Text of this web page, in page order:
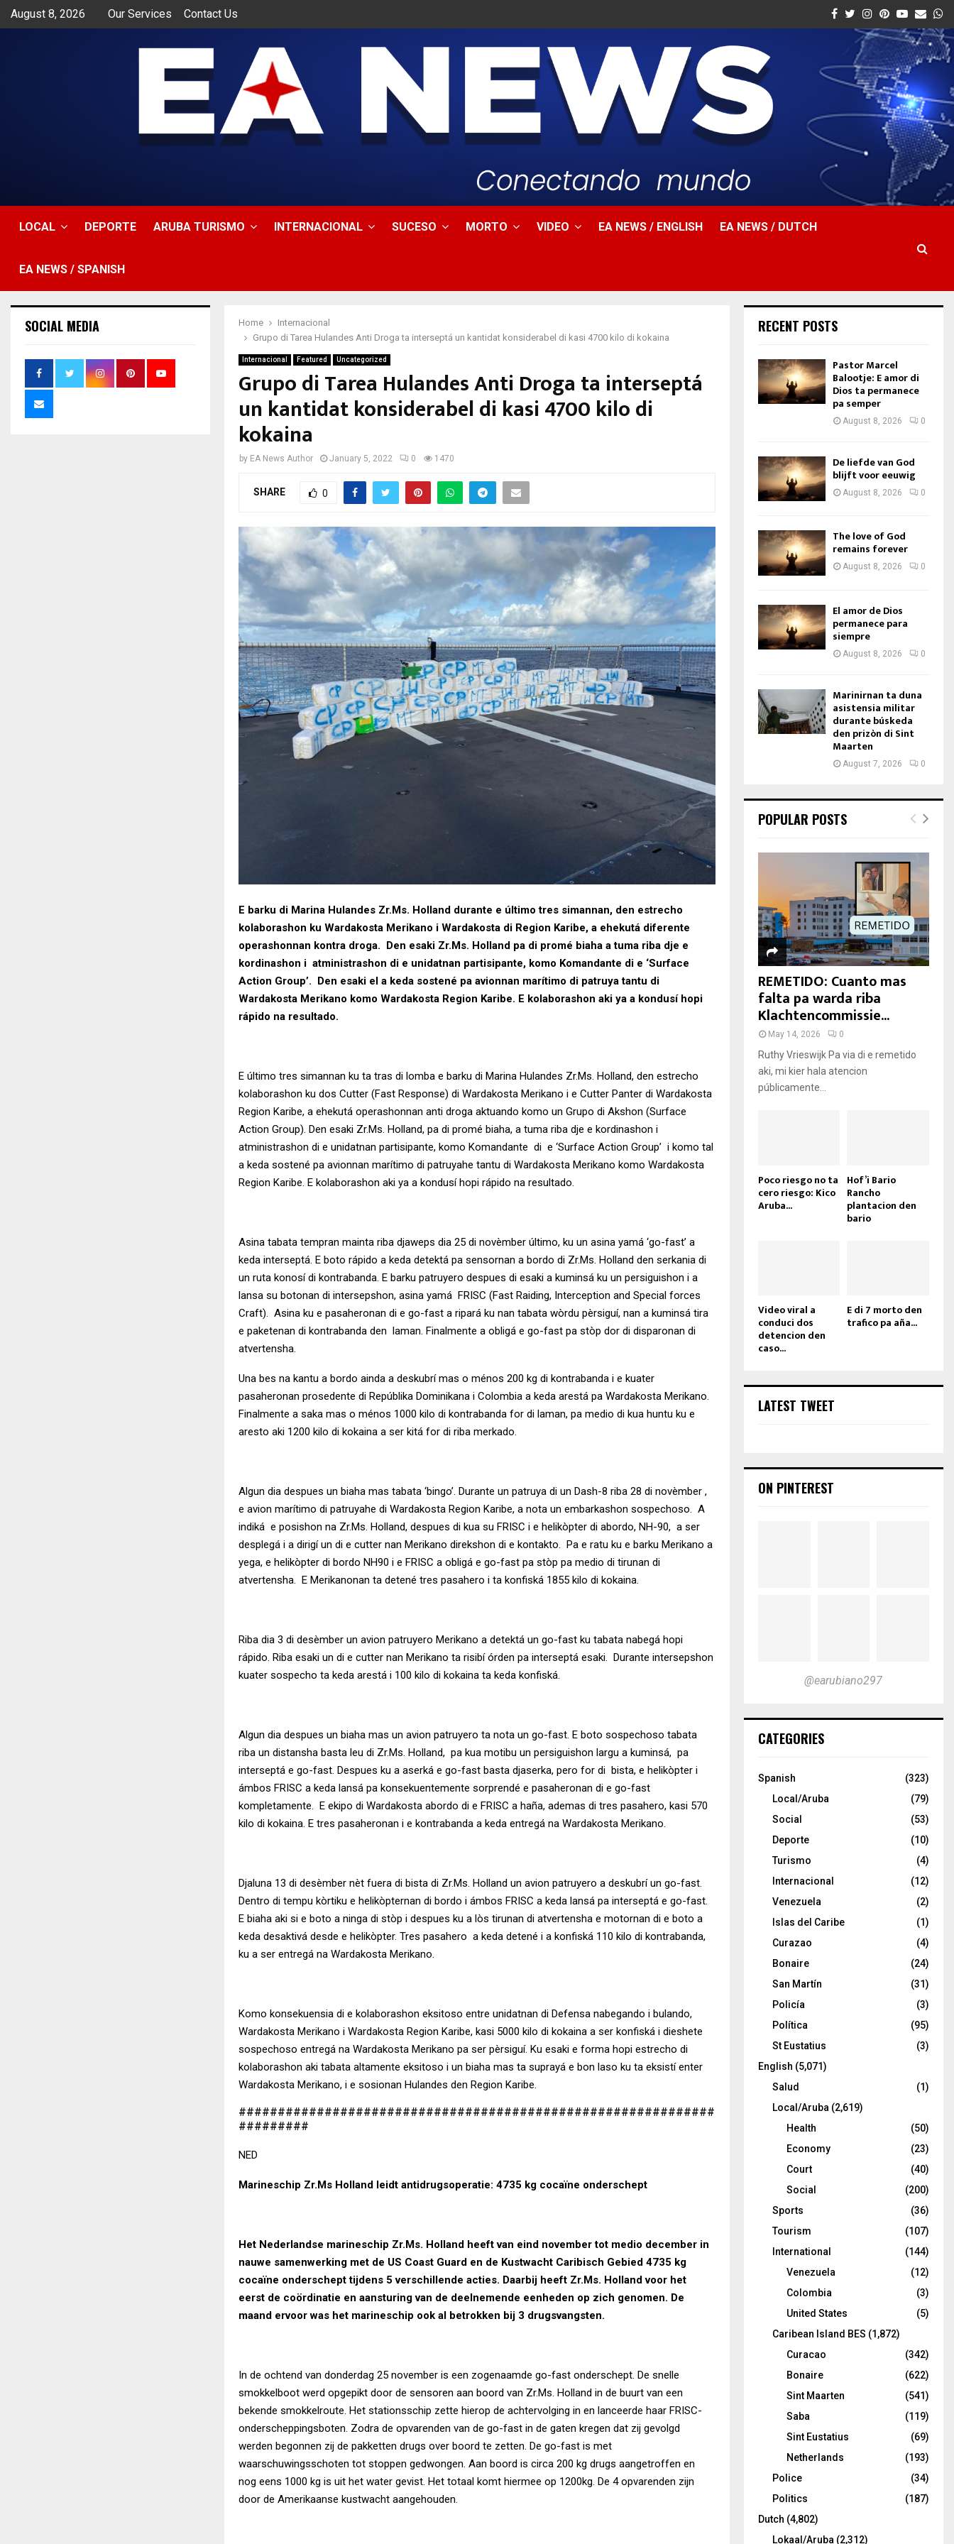
August 8, 2026 Our Services Contact Us Facebook
Twitter
Instagram
Pinterest
Youtube
Email
LOCAL DEPORTE ARUBA TURISMO INTERNACIONAL SUCESO MORTO VIDEO EA NEWS / ENGLISH EA NEWS / DUTCH
EA NEWS / SPANISH
Home
Internacional
Grupo di Tarea Hulandes Anti Droga ta interseptá un kantidat konsiderabel di kasi 4700 kilo di kokaina
Internacional Featured Uncategorized
Grupo di Tarea Hulandes Anti Droga ta interseptá
un kantidat konsiderabel di kasi 4700 kilo di
kokaina
by EA News Author January 5, 2022 0 1470
SHARE 0
E barku di Marina Hulandes Zr.Ms. Holland durante e último tres simannan, den estrecho
kolaborashon ku Wardakosta Merikano i Wardakosta di Region Karibe, a ehekutá diferente
operashonnan kontra droga. Den esaki Zr.Ms. Holland pa di promé biaha a tuma riba dje e
kordinashon i atministrashon di e unidatnan partisipante, komo Komandante di e ‘Surface
Action Group’. Den esaki el a keda sostené pa avionnan marítimo di patruya tantu di
Wardakosta Merikano komo Wardakosta Region Karibe. E kolaborashon aki ya a kondusí hopi
rápido na resultado.
E último tres simannan ku ta tras di lomba e barku di Marina Hulandes Zr.Ms. Holland, den estrecho
kolaborashon ku dos Cutter (Fast Response) di Wardakosta Merikano i e Cutter Panter di Wardakosta
Region Karibe, a ehekutá operashonnan anti droga aktuando komo un Grupo di Akshon (Surface
Action Group). Den esaki Zr.Ms. Holland, pa di promé biaha, a tuma riba dje e kordinashon i
atministrashon di e unidatnan partisipante, komo Komandante di e ‘Surface Action Group’ i komo tal
a keda sostené pa avionnan marítimo di patruyahe tantu di Wardakosta Merikano komo Wardakosta
Region Karibe. E kolaborashon aki ya a kondusí hopi rápido na resultado.
Asina tabata tempran mainta riba djaweps dia 25 di novèmber último, ku un asina yamá ‘go-fast’ a
keda interseptá. E boto rápido a keda detektá pa sensornan a bordo di Zr.Ms. Holland den serkania di
un ruta konosí di kontrabanda. E barku patruyero despues di esaki a kuminsá ku un persiguishon i a
lansa su botonan di intersepshon, asina yamá FRISC (Fast Raiding, Interception and Special forces
Craft). Asina ku e pasaheronan di e go-fast a ripará ku nan tabata wòrdu pèrsiguí, nan a kuminsá tira
e paketenan di kontrabanda den laman. Finalmente a obligá e go-fast pa stòp dor di disparonan di
atvertensha.
Una bes na kantu a bordo ainda a deskubrí mas o ménos 200 kg di kontrabanda i e kuater
pasaheronan prosedente di Repúblika Dominikana i Colombia a keda arestá pa Wardakosta Merikano.
Finalmente a saka mas o ménos 1000 kilo di kontrabanda for di laman, pa medio di kua huntu ku e
aresto aki 1200 kilo di kokaina a ser kitá for di riba merkado.
Algun dia despues un biaha mas tabata ‘bingo’. Durante un patruya di un Dash-8 riba 28 di novèmber ,
e avion marítimo di patruyahe di Wardakosta Region Karibe, a nota un embarkashon sospechoso. A
indiká e posishon na Zr.Ms. Holland, despues di kua su FRISC i e helikòpter di abordo, NH-90, a ser
desplegá i a dirigí un di e cutter nan Merikano direkshon di e kontakto. Pa e ratu ku e barku Merikano a
yega, e helikòpter di bordo NH90 i e FRISC a obligá e go-fast pa stòp pa medio di tirunan di
atvertensha. E Merikanonan ta detené tres pasahero i ta konfiská 1855 kilo di kokaina.
Riba dia 3 di desèmber un avion patruyero Merikano a detektá un go-fast ku tabata nabegá hopi
rápido. Riba esaki un di e cutter nan Merikano ta risibí órden pa interseptá esaki. Durante intersepshon
kuater sospecho ta keda arestá i 100 kilo di kokaina ta keda konfiská.
Algun dia despues un biaha mas un avion patruyero ta nota un go-fast. E boto sospechoso tabata
riba un distansha basta leu di Zr.Ms. Holland, pa kua motibu un persiguishon largu a kuminsá, pa
interseptá e go-fast. Despues ku a aserká e go-fast basta djaserka, pero for di bista, e helikòpter i
ámbos FRISC a keda lansá pa konsekuentemente sorprendé e pasaheronan di e go-fast
kompletamente. E ekipo di Wardakosta abordo di e FRISC a haña, ademas di tres pasahero, kasi 570
kilo di kokaina. E tres pasaheronan i e kontrabanda a keda entregá na Wardakosta Merikano.
Djaluna 13 di desèmber nèt fuera di bista di Zr.Ms. Holland un avion patruyero a deskubrí un go-fast.
Dentro di tempu kòrtiku e helikòpternan di bordo i ámbos FRISC a keda lansá pa interseptá e go-fast.
E biaha aki si e boto a ninga di stòp i despues ku a lòs tirunan di atvertensha e motornan di e boto a
keda desaktivá desde e helikòpter. Tres pasahero a keda detené i a konfiská 110 kilo di kontrabanda,
ku a ser entregá na Wardakosta Merikano.
Komo konsekuensia di e kolaborashon eksitoso entre unidatnan di Defensa nabegando i bulando,
Wardakosta Merikano i Wardakosta Region Karibe, kasi 5000 kilo di kokaina a ser konfiská i dieshete
sospechoso entregá na Wardakosta Merikano pa ser pèrsiguí. Ku esaki e forma hopi estrecho di
kolaborashon aki tabata altamente eksitoso i un biaha mas ta suprayá e bon laso ku ta eksistí enter
Wardakosta Merikano, i e sosionan Hulandes den Region Karibe.
#############################################################
#########
NED
Marineschip Zr.Ms Holland leidt antidrugsoperatie: 4735 kg cocaïne onderschept
Het Nederlandse marineschip Zr.Ms. Holland heeft van eind november tot medio december in
nauwe samenwerking met de US Coast Guard en de Kustwacht Caribisch Gebied 4735 kg
cocaïne onderschept tijdens 5 verschillende acties. Daarbij heeft Zr.Ms. Holland voor het
eerst de coördinatie en aansturing van de deelnemende eenheden op zich genomen. De
maand ervoor was het marineschip ook al betrokken bij 3 drugsvangsten.
In de ochtend van donderdag 25 november is een zogenaamde go-fast onderschept. De snelle
smokkelboot werd opgepikt door de sensoren aan boord van Zr.Ms. Holland in de buurt van een
bekende smokkelroute. Het stationsschip zette hierop de achtervolging in en lanceerde haar FRISC-
onderscheppingsboten. Zodra de opvarenden van de go-fast in de gaten kregen dat zij gevolgd
werden begonnen zij de pakketten drugs over boord te zetten. De go-fast is met
waarschuwingsschoten tot stoppen gedwongen. Aan boord is circa 200 kg drugs aangetroffen en
nog eens 1000 kg is uit het water gevist. Het totaal komt hiermee op 1200kg. De 4 opvarenden zijn
door de Amerikaanse kustwacht aangehouden.
SOCIAL MEDIA RECENT POSTS
Pastor Marcel
Balootje: E amor di
Dios ta permanece
pa semper
August 8, 2026 0
De liefde van God
blijft voor eeuwig
August 8, 2026 0
The love of God
remains forever
August 8, 2026 0
El amor de Dios
permanece para
siempre
August 8, 2026 0
Marinirnan ta duna
asistensia militar
durante búskeda
den prizòn di Sint
Maarten
August 7, 2026 0
POPULAR POSTS
REMETIDO: Cuanto mas
falta pa warda riba
Klachtencommissie...
May 14, 2026 0
Ruthy Vrieswijk Pa via di e remetido
aki, mi kier hala atencion
públicamente...
Poco riesgo no ta
cero riesgo: Kico
Aruba...
Hof’i Bario
Rancho
plantacion den
bario
Video viral a
conduci dos
detencion den
caso...
E di 7 morto den
trafico pa aña...
LATEST TWEET
ON PINTEREST
@earubiano297
CATEGORIES
Spanish
(323)
Local/Aruba
(79)
Social
(53)
Deporte
(10)
Turismo
(4)
Internacional
(12)
Venezuela
(2)
Islas del Caribe
(1)
Curazao
(4)
Bonaire
(24)
San Martín
(31)
Policía
(3)
Política
(95)
St Eustatius
(3)
English (5,071)
Salud
(1)
Local/Aruba(2,619)
Health
(50)
Economy
(23)
Court
(40)
Social
(200)
Sports
(36)
Tourism
(107)
International
(144)
Venezuela
(12)
Colombia
(3)
United States
(5)
Caribean Island BES (1,872)
Curacao
(342)
Bonaire
(622)
Sint Maarten
(541)
Saba
(119)
Sint Eustatius
(69)
Netherlands
(193)
Police
(34)
Politics
(187)
Dutch (4,802)
Lokaal/Aruba(2,312)